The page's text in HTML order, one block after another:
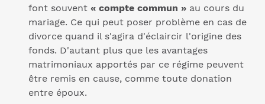
font souvent « compte commun » au cours du
mariage. Ce qui peut poser problème en cas de
divorce quand il s'agira d'éclaircir l'origine des
fonds. D'autant plus que les avantages
matrimoniaux apportés par ce régime peuvent
être remis en cause, comme toute donation
entre époux.